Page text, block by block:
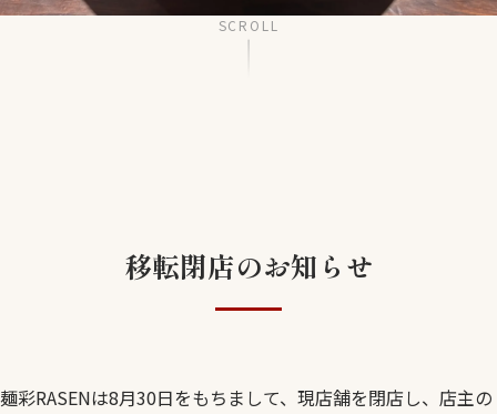
SCROLL
移転閉店のお知らせ
麺彩RASENは8月30日をもちまして、現店舗を閉店し、店主の